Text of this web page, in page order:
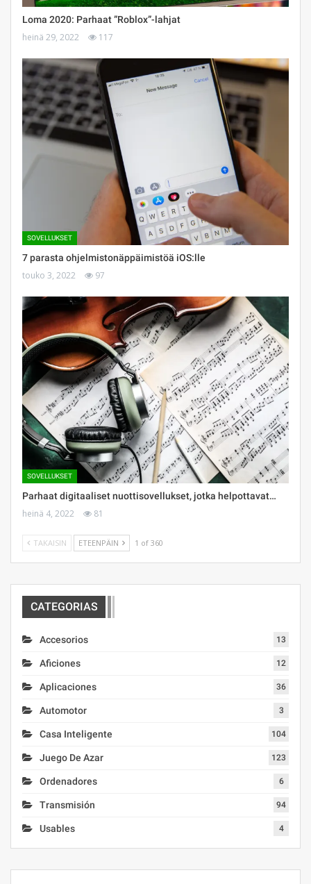
Loma 2020: Parhaat ”Roblox”-lahjat
heinä 29, 2022 117
SOVELLUKSET
7 parasta ohjelmistonäppäimistöä iOS:lle
touko 3, 2022 97
SOVELLUKSET
Parhaat digitaaliset nuottisovellukset, jotka helpottavat…
heinä 4, 2022 81
TAKAISIN ETEENPÄIN 1 of 360
CATEGORIAS
Accesorios 13
Aficiones 12
Aplicaciones 36
Automotor 3
Casa Inteligente 104
Juego De Azar 123
Ordenadores 6
Transmisión 94
Usables 4